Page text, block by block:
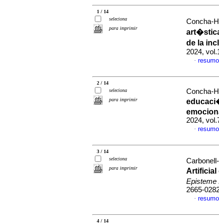
1 / 14
seleciona
para imprimir
Concha-
de la
2024,
·
2 / 14
seleciona
para imprimir
Concha-
2024,
·
3 / 14
seleciona
para imprimir
Artificial
2665-
·
4 / 14